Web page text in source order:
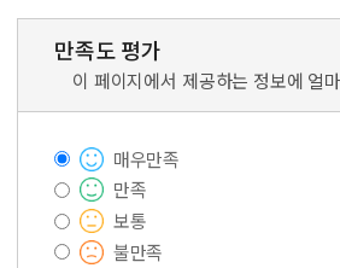
만족도 평가
이 페이지에서 제공하는 정보에 얼
매우만족
만족
보통
불만족